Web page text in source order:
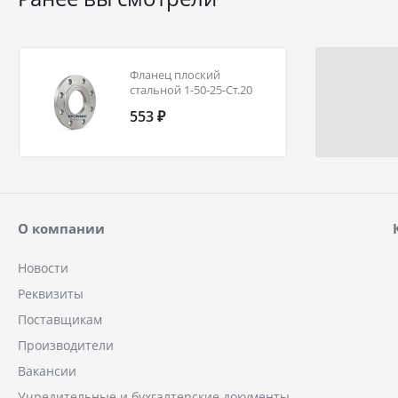
Фланец плоский
стальной 1-50-25-Ст.20
25
553 ₽
О компании
Новости
Реквизиты
Поставщикам
Производители
Вакансии